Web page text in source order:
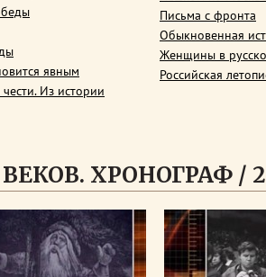
явным
Из истории
Письма с фронта
Обыкновенная
Женщины в
Российская
ХРОНОГРАФ /